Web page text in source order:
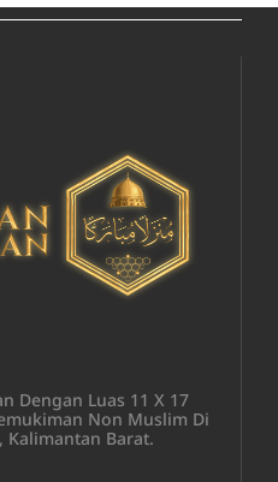
Dengan Luas 11 X 17
Non Muslim Di
Kalimantan Barat.